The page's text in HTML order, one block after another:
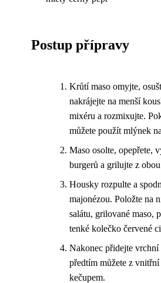
Postup přípravy
Krůtí maso omyjte,
nakrájejte na menší
mixéru a rozmixujte.
můžete použít mlýnek
Maso osolte, opepřete,
burgerů a grilujte z
Housky rozpulte a
majonézou. Položte na
salátu, grilované maso,
tenké kolečko červené
Nakonec přidejte vrchní
předtím můžete z
kečupem.